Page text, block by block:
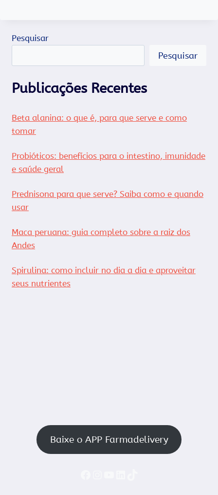
Pesquisar
Pesquisar
Publicações Recentes
Beta alanina: o que é, para que serve e como
tomar
Probióticos: benefícios para o intestino, imunidade
e saúde geral
Prednisona para que serve? Saiba como e quando
usar
Maca peruana: guia completo sobre a raiz dos
Andes
Spirulina: como incluir no dia a dia e aproveitar
seus nutrientes
Baixe o APP Farmadelivery